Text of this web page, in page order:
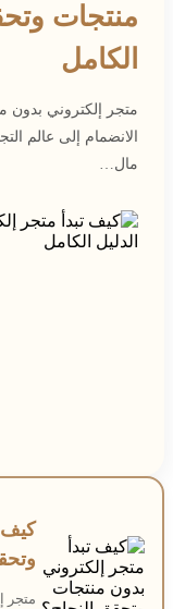
منتجات
الكامل
متجر إلكتروني بدون
الانضمام إلى عالم
مال…
كيف
متجر